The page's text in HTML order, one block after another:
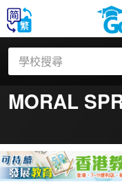
MORAL